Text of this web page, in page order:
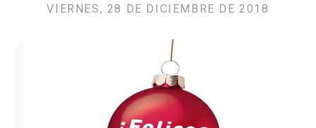
VIERNES, 28 DE DICIEMBRE DE 2018